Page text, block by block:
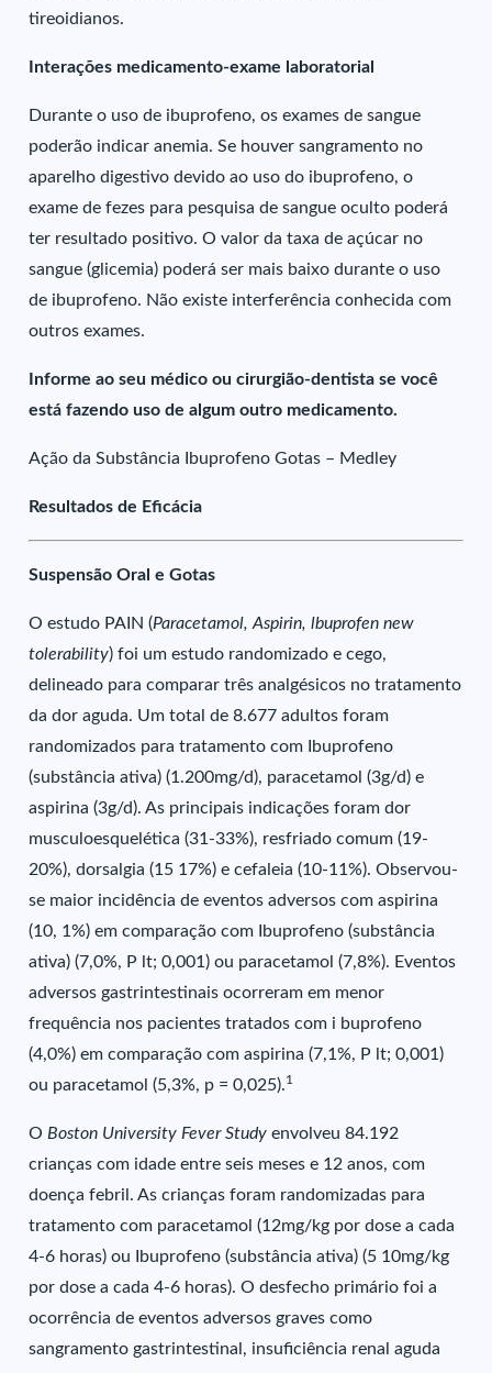
tireoidianos.
Interações medicamento-exame laboratorial
Durante o uso de ibuprofeno, os exames de sangue
poderão indicar anemia. Se houver sangramento no
aparelho digestivo devido ao uso do ibuprofeno, o
exame de fezes para pesquisa de sangue oculto poderá
ter resultado positivo. O valor da taxa de açúcar no
sangue (glicemia) poderá ser mais baixo durante o uso
de ibuprofeno. Não existe interferência conhecida com
outros exames.
Informe ao seu médico ou cirurgião-dentista se você
está fazendo uso de algum outro medicamento.
Ação da Substância Ibuprofeno Gotas – Medley
Resultados de Eficácia
Suspensão Oral e Gotas
O estudo PAIN (Paracetamol, Aspirin, lbuprofen new
tolerability) foi um estudo randomizado e cego,
delineado para comparar três analgésicos no tratamento
da dor aguda. Um total de 8.677 adultos foram
randomizados para tratamento com Ibuprofeno
(substância ativa) (1.200mg/d), paracetamol (3g/d) e
aspirina (3g/d). As principais indicações foram dor
musculoesquelética (31-33%), resfriado comum (19-
20%), dorsalgia (15 17%) e cefaleia (10-11%). Observou-
se maior incidência de eventos adversos com aspirina
(10, 1%) em comparação com Ibuprofeno (substância
ativa) (7,0%, P lt; 0,001) ou paracetamol (7,8%). Eventos
adversos gastrintestinais ocorreram em menor
frequência nos pacientes tratados com i buprofeno
(4,0%) em comparação com aspirina (7,1%, P lt; 0,001)
ou paracetamol (5,3%, p = 0,025).1
O Boston University Fever Study envolveu 84.192
crianças com idade entre seis meses e 12 anos, com
doença febril. As crianças foram randomizadas para
tratamento com paracetamol (12mg/kg por dose a cada
4-6 horas) ou Ibuprofeno (substância ativa) (5 10mg/kg
por dose a cada 4-6 horas). O desfecho primário foi a
ocorrência de eventos adversos graves como
sangramento gastrintestinal, insuficiência renal aguda